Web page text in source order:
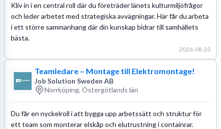
Kliv in i en central roll där du företräder länets kulturmiljöfrågor
och leder arbetet med strategiska avvägningar. Här får du arbeta
i ett större sammanhang där din kunskap bidrar till samhällets
bästa.
2026-08-23
Teamledare – Montage till Elektromontage!
Job Solution Sweden AB
Norrköping, Östergötlands län
Du får en nyckelroll i att bygga upp arbetssätt och struktur för
ett team som monterar elskåp och elutrustning i containrar.